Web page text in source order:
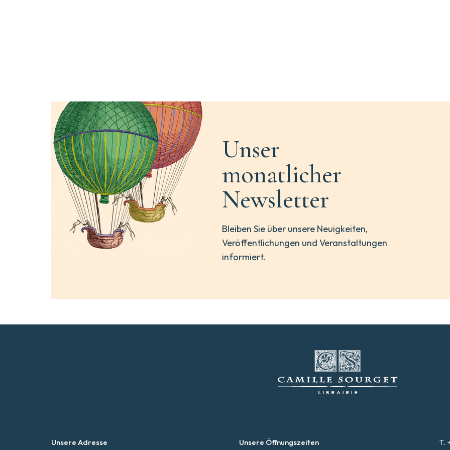
Unser
monatlicher
Newsletter
Bleiben Sie über unsere Neuigkeiten,
Veröffentlichungen und Veranstaltungen
informiert.
Unsere Adresse
Unsere Öffnungszeiten
T.